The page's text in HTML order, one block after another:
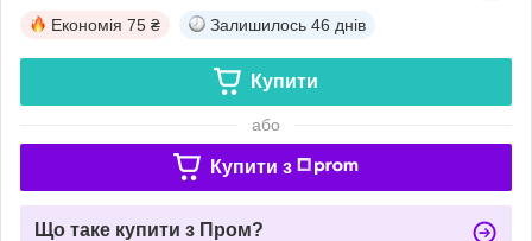
Економія 75 ₴ Залишилось 46 днів
Купити
або
Купити з
Що таке купити з Пром?